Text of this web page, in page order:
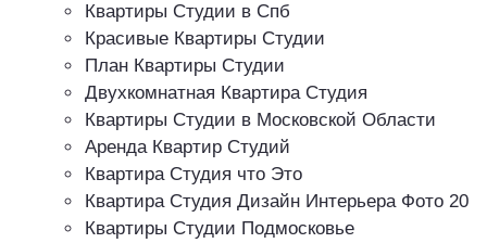
Квартиры Студии в Спб
Красивые Квартиры Студии
План Квартиры Студии
Двухкомнатная Квартира Студия
Квартиры Студии в Московской Области
Аренда Квартир Студий
Квартира Студия что Это
Квартира Студия Дизайн Интерьера Фото 20
Квартиры Студии Подмосковье